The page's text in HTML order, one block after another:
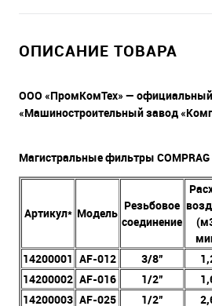
ОПИСАНИЕ ТОВАРА
ООО «ПромКомТех» —
«Машиностроительный завод
Магистральные фильтры COMPRAG
Артикул* Модель
Резьбовое
соединение
14200001 AF-012 3/8”
14200002 AF-016 1/2”
14200003 AF-025 1/2”